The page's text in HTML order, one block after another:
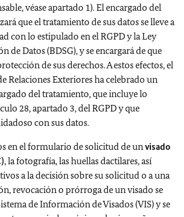
véase apartado 1). El encargado del
que el tratamiento de sus datos se lleve a
con lo estipulado en el RGPD y la Ley
de Datos (BDSG), y se encargará de que
de sus derechos. A estos efectos, el
Relaciones Exteriores ha celebrado un
del tratamiento, que incluye lo
28, apartado 3, del RGPD y que
con sus datos.
en el formulario de solicitud de unvisado
, la fotografía, las huellas dactilares, así
a la decisión sobre su solicitud o a una
revocación o prórroga de un visado se
de Información de Visados (VIS) y se